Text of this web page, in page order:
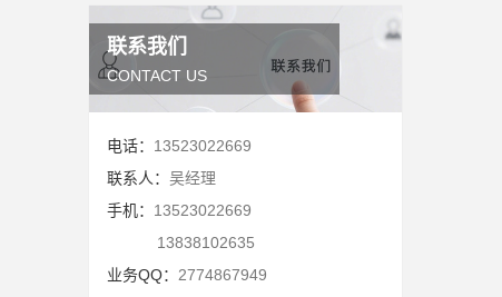
联系我们
CONTACT US
电话： 13523022669
联系人： 吴经理
手机： 13523022669
13838102635
业务QQ： 2774867949